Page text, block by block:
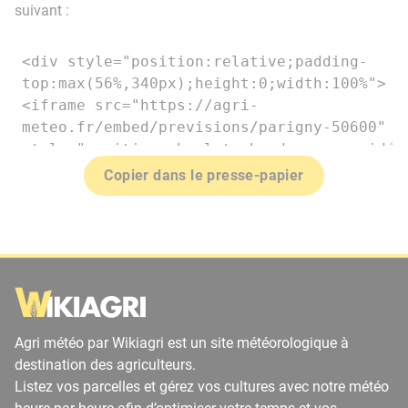
suivant :
Copier dans le presse-papier
Agri météo par Wikiagri est un site météorologique à
destination des agriculteurs.
Listez vos parcelles et gérez vos cultures avec notre météo